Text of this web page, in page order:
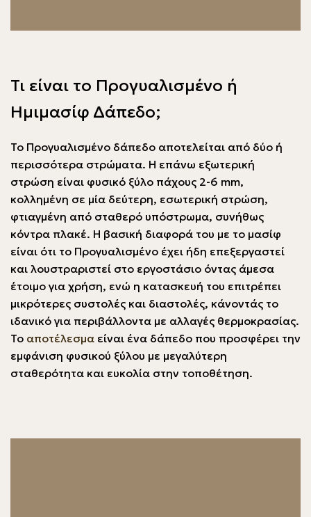
Τι είναι το Προγυαλισμένο ή
Ημιμασίφ Δάπεδο;
Το Προγυαλισμένο δάπεδο αποτελείται από δύο ή
περισσότερα στρώματα. Η επάνω εξωτερική
στρώση είναι φυσικό ξύλο πάχους 2-6 mm,
κολλημένη σε μία δεύτερη, εσωτερική στρώση,
φτιαγμένη από σταθερό υπόστρωμα, συνήθως
κόντρα πλακέ. Η βασική διαφορά του με το μασίφ
είναι ότι το Προγυαλισμένο έχει ήδη επεξεργαστεί
και λουστραριστεί στο εργοστάσιο όντας άμεσα
έτοιμο για χρήση, ενώ η κατασκευή του επιτρέπει
μικρότερες συστολές και διαστολές, κάνοντάς το
ιδανικό για περιβάλλοντα με αλλαγές θερμοκρασίας.
Το αποτέλεσμα είναι ένα δάπεδο που προσφέρει την
εμφάνιση φυσικού ξύλου με μεγαλύτερη
σταθερότητα και ευκολία στην τοποθέτηση.